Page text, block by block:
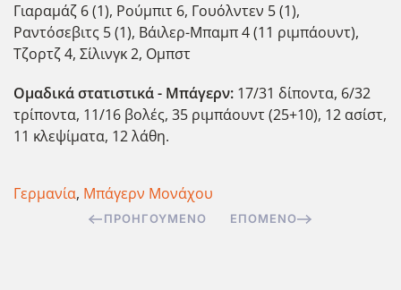
Γιαραμάζ 6 (1), Ρούμπιτ 6, Γουόλντεν 5 (1),
Ραντόσεβιτς 5 (1), Βάιλερ-Μπαμπ 4 (11 ριμπάουντ),
Τζορτζ 4, Σίλινγκ 2, Ομπστ
Ομαδικά στατιστικά - Μπάγερν: 17/31 δίποντα, 6/32
τρίποντα, 11/16 βολές, 35 ριμπάουντ (25+10), 12 ασίστ,
11 κλεψίματα, 12 λάθη.
Γερμανία, Μπάγερν Μονάχου
ΠΡΟΗΓΟΎΜΕΝΟ ΕΠΌΜΕΝΟ